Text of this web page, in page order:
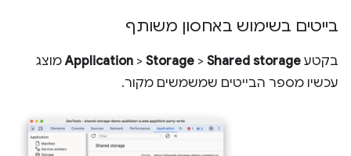
בייטים בשימוש באחסון משותף
בקטע Application > Storage > Shared storage
מוצג
עכשיו מספר הבייטים שמשמשים מקור.